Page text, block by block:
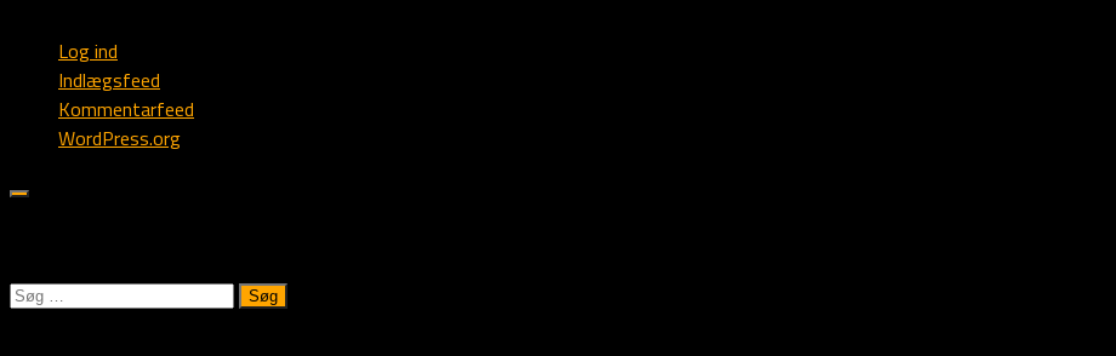
Log ind
Indlægsfeed
Kommentarfeed
WordPress.org
Søg